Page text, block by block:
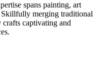
spans painting, art
Skillfully merging traditional
captivating and